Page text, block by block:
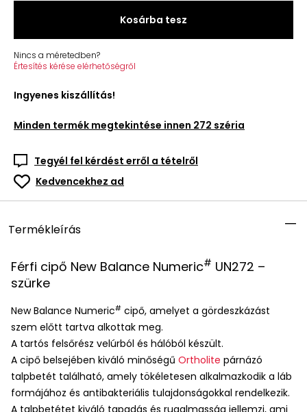
Kosárba tesz
Nincs a méretedben?
Értesítés kérése elérhetőségről
Ingyenes kiszállítás!
Minden termék megtekintése innen 272 széria
Tegyél fel kérdést erről a tételről
Kedvencekhez ad
Termékleírás
Férfi cipő New Balance Numeric# UN272 –
szürke
New Balance Numeric# cipő, amelyet a gördeszkázást
szem előtt tartva alkottak meg.
A tartós felsőrész velúrból és hálóból készült.
A cipő belsejében kiváló minőségű Ortholite párnázó
talpbetét található, amely tökéletesen alkalmazkodik a láb
formájához és antibakteriális tulajdonságokkal rendelkezik.
A talpbetétet kiváló tapadás és rugalmasság jellemzi, ami